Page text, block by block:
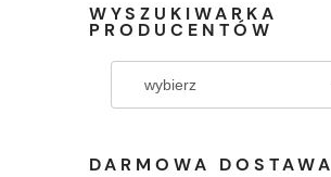
WYSZUKIWARKA
PRODUCENTÓW
DARMOWA DOSTAWA